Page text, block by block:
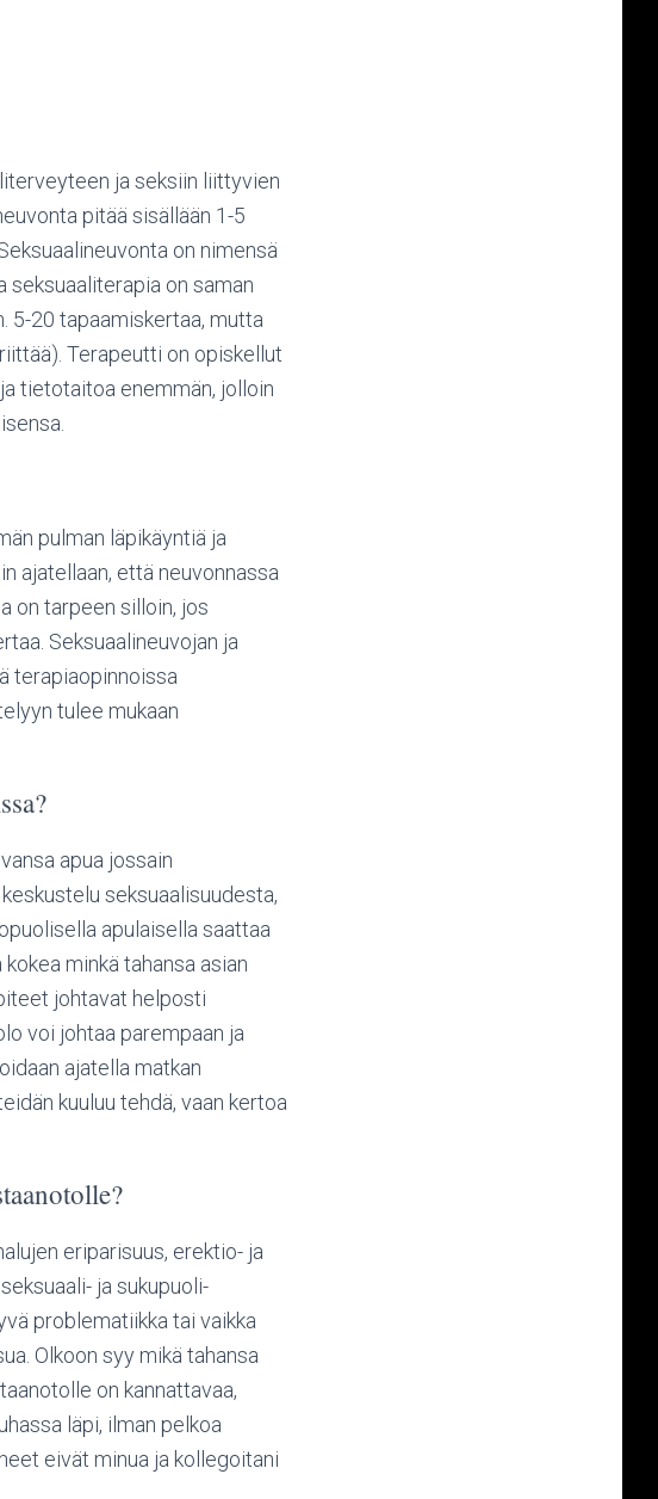
ja seksiin liittyvien
pitää sisällään 1-5
on nimensä
seksuaaliterapia on saman
5-20 tapaamiskertaa, mutta
Terapeutti on opiskellut
tietotaitoa enemmän, jolloin
pulman läpikäyntiä ja
ajatellaan, että neuvonnassa
on tarpeen silloin, jos
Seksuaalineuvojan ja
terapiaopinnoissa
tulee mukaan
apua jossain
seksuaalisuudesta,
apulaisella saattaa
minkä tahansa asian
johtavat helposti
voi johtaa parempaan ja
ajatella matkan
kuuluu tehdä, vaan kertoa
eriparisuus, erektio- ja
ja sukupuoli-
problematiikka tai vaikka
Olkoon syy mikä tahansa
on kannattavaa,
läpi, ilman pelkoa
eivät minua ja kollegoitani